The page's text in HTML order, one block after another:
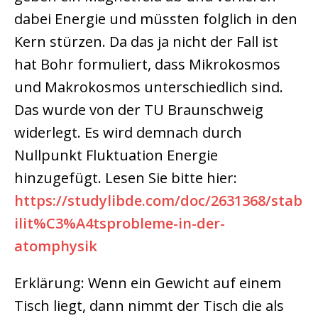
dabei Energie und müssten folglich in den
Kern stürzen. Da das ja nicht der Fall ist
hat Bohr formuliert, dass Mikrokosmos
und Makrokosmos unterschiedlich sind.
Das wurde von der TU Braunschweig
widerlegt. Es wird demnach durch
Nullpunkt Fluktuation Energie
hinzugefügt. Lesen Sie bitte hier:
https://studylibde.com/doc/2631368/stab
ilit%C3%A4tsprobleme-in-der-
atomphysik
Erklärung: Wenn ein Gewicht auf einem
Tisch liegt, dann nimmt der Tisch die als